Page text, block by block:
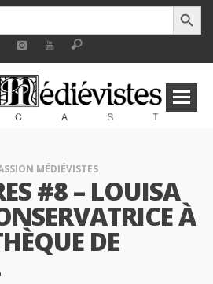
SEARCH
MÉDIÉVISTES
#8 – LOUISA
À
DE